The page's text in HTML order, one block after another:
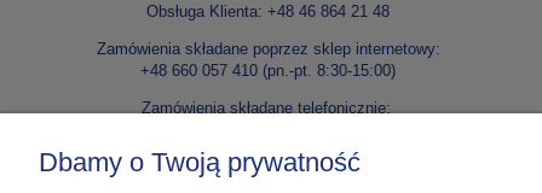
Obsługa Klienta: +48 46 864 21 48
Zamówienia składane poprzez sklep internetowy:
+48 660 057 410 (pn.-pt. 8:30-15:00)
Zamówienia składane telefonicznie:
E-mail:kontakt@niepokalanow.pl
Dbamy o Twoją prywatność